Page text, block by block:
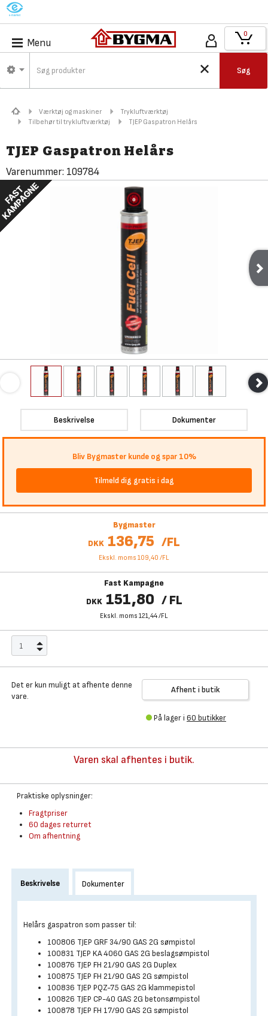
M
Menu
Søg
0
Værktøj og maskiner
Trykluftværktøj
Tilbehør til trykluftværktøj
TJEP Gaspatron Helårs
TJEP Gaspatron Helårs
Varenummer: 109784
Beskrivelse Dokumenter
Bliv Bygmaster kunde og spar 10%
Tilmeld dig gratis i dag
Bygmaster
DKK 136,75 /FL
Ekskl. moms 109,40 /FL
Fast Kampagne
DKK 151,80 / FL
Ekskl. moms 121,44/FL
Det er kun muligt at afhente denne
vare.
Afhent i butik
På lager i 60 butikker
Varen skal afhentes i butik.
Praktiske oplysninger:
Fragtpriser
60 dages returret
Om afhentning
Beskrivelse Dokumenter
Helårs gaspatron som passer til:
100806 TJEP GRF 34/90 GAS 2G sømpistol
100831 TJEP KA 4060 GAS 2G beslagsømpistol
100876 TJEP FH 21/90 GAS 2G Duplex
100875 TJEP FH 21/90 GAS 2G sømpistol
100836 TJEP PQZ-75 GAS 2G klammepistol
100826 TJEP CP-40 GAS 2G betonsømpistol
100878 TJEP FH 17/90 GAS 2G sømpistol